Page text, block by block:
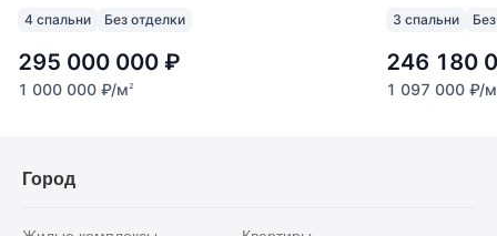
4 спальни Без отделки
295 000 000 ₽
1 000 000 ₽/м2
3 спальни
246 180
1 097 000 ₽/м
Город